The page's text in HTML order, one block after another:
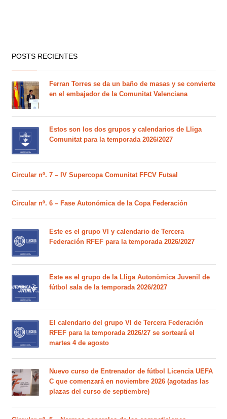
POSTS RECIENTES
Ferran Torres se da un baño de masas y se convierte
en el embajador de la Comunitat Valenciana
Estos son los dos grupos y calendarios de Lliga
Comunitat para la temporada 2026/2027
Circular nº. 7 – IV Supercopa Comunitat FFCV Futsal
Circular nº. 6 – Fase Autonómica de la Copa Federación
Este es el grupo VI y calendario de Tercera
Federación RFEF para la temporada 2026/2027
Este es el grupo de la Lliga Autonòmica Juvenil de
fútbol sala de la temporada 2026/2027
El calendario del grupo VI de Tercera Federación
RFEF para la temporada 2026/27 se sorteará el
martes 4 de agosto
Nuevo curso de Entrenador de fútbol Licencia UEFA
C que comenzará en noviembre 2026 (agotadas las
plazas del curso de septiembre)